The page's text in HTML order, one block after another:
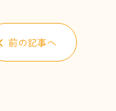
前の記事へ